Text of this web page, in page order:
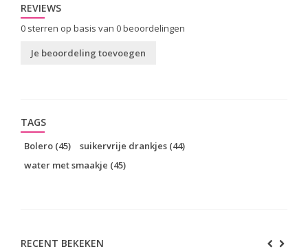
REVIEWS
0 sterren op basis van 0beoordelingen
Je beoordeling toevoegen
TAGS
Bolero (45) suikervrije drankjes (44)
water met smaakje (45)
RECENT BEKEKEN